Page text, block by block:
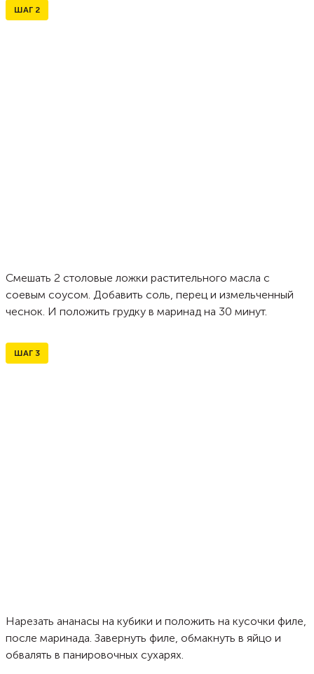
ШАГ 2
Смешать 2 столовые ложки растительного масла с
соевым соусом. Добавить соль, перец и измельченный
чеснок. И положить грудку в маринад на 30 минут.
ШАГ 3
Нарезать ананасы на кубики и положить на кусочки филе,
после маринада. Завернуть филе, обмакнуть в яйцо и
обвалять в панировочных сухарях.